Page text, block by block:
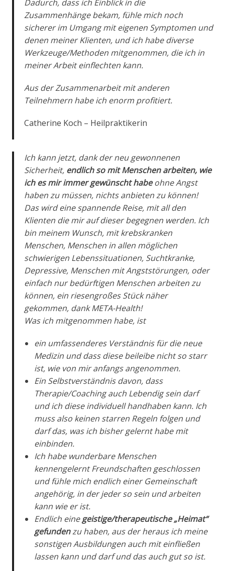
Dadurch, dass ich Einblick in die
Zusammenhänge bekam, fühle mich noch
sicherer im Umgang mit eigenen Symptomen und
denen meiner Klienten, und ich habe diverse
Werkzeuge/Methoden mitgenommen, die ich in
meiner Arbeit einflechten kann.
Aus der Zusammenarbeit mit anderen
Teilnehmern habe ich enorm profitiert.
Catherine Koch – Heilpraktikerin
Ich kann jetzt, dank der neu gewonnenen
Sicherheit, endlich so mit Menschen arbeiten, wie
ich es mir immer gewünscht habeohne Angst
haben zu müssen, nichts anbieten zu können!
Das wird eine spannende Reise, mit all den
Klienten die mir auf dieser begegnen werden. Ich
bin meinem Wunsch, mit krebskranken
Menschen, Menschen in allen möglichen
schwierigen Lebenssituationen, Suchtkranke,
Depressive, Menschen mit Angststörungen, oder
einfach nur bedürftigen Menschen arbeiten zu
können, ein riesengroßes Stück näher
gekommen, dank META-Health!
Was ich mitgenommen habe, ist
ein umfassenderes Verständnis für die neue
Medizin und dass diese beileibe nicht so starr
ist, wie von mir anfangs angenommen.
Ein Selbstverständnis davon, dass
Therapie/Coaching auch Lebendig sein darf
und ich diese individuell handhaben kann. Ich
muss also keinen starren Regeln folgen und
darf das, was ich bisher gelernt habe mit
einbinden.
Ich habe wunderbare Menschen
kennengelernt Freundschaften geschlossen
und fühle mich endlich einer Gemeinschaft
angehörig, in der jeder so sein und arbeiten
kann wie er ist.
Endlich einegeistige/therapeutische „Heimat“
gefundenzu haben, aus der heraus ich meine
sonstigen Ausbildungen auch mit einfließen
lassen kann und darf und das auch gut so ist.